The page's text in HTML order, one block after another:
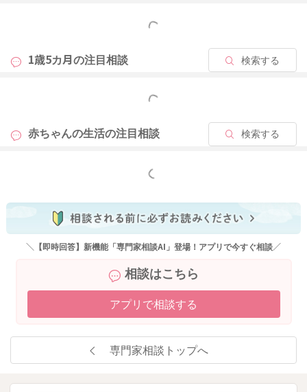
どうぞよろしくお願いします。もっと見る
1歳5カ月の注目相談 検索する
もっと見る
赤ちゃんの生活の注目相談 検索する
もっと見る
＼【即時回答】新機能「専門家相談AI」登場！アプリで今すぐ相談／
相談はこちら
アプリで相談する
専門家相談トップへ